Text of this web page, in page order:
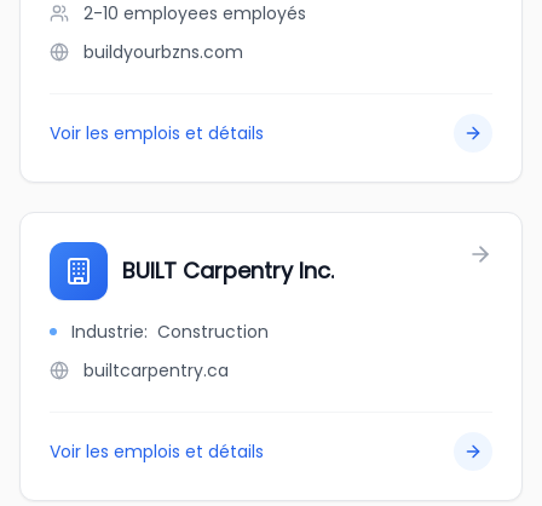
2-10 employees employés
buildyourbzns.com
Voir les emplois et détails
BUILT Carpentry Inc.
Industrie: Construction
builtcarpentry.ca
Voir les emplois et détails